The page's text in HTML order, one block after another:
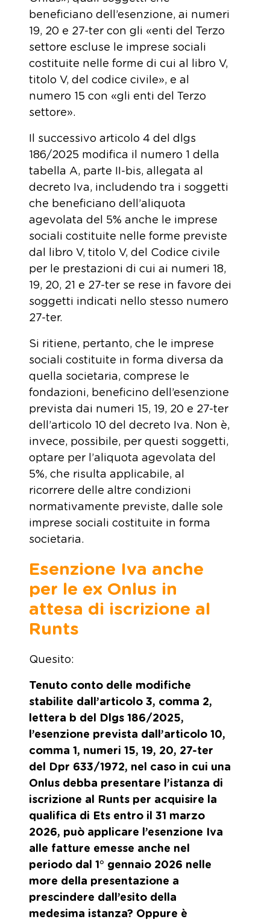
beneficiano dell’esenzione, ai numeri
19, 20 e 27-ter con gli «enti del Terzo
settore escluse le imprese sociali
costituite nelle forme di cui al libro V,
titolo V, del codice civile», e al
numero 15 con «gli enti del Terzo
settore».
Il successivo articolo 4 del dlgs
186/2025 modifica il numero 1 della
tabella A, parte II-bis, allegata al
decreto Iva, includendo tra i soggetti
che beneficiano dell’aliquota
agevolata del 5% anche le imprese
sociali costituite nelle forme previste
dal libro V, titolo V, del Codice civile
per le prestazioni di cui ai numeri 18,
19, 20, 21 e 27-ter se rese in favore dei
soggetti indicati nello stesso numero
27-ter.
Si ritiene, pertanto, che le imprese
sociali costituite in forma diversa da
quella societaria, comprese le
fondazioni, beneficino dell’esenzione
prevista dai numeri 15, 19, 20 e 27-ter
dell’articolo 10 del decreto Iva. Non è,
invece, possibile, per questi soggetti,
optare per l’aliquota agevolata del
5%, che risulta applicabile, al
ricorrere delle altre condizioni
normativamente previste, dalle sole
imprese sociali costituite in forma
societaria.
Esenzione Iva anche
per le ex Onlus in
attesa di iscrizione al
Runts
Quesito:
Tenuto conto delle modifiche
stabilite dall’articolo 3, comma 2,
lettera b del Dlgs 186/2025,
l’esenzione prevista dall’articolo 10,
comma 1, numeri 15, 19, 20, 27-ter
del Dpr 633/1972, nel caso in cui una
Onlus debba presentare l’istanza di
iscrizione al Runts per acquisire la
qualifica di Ets entro il 31 marzo
2026, può applicare l’esenzione Iva
alle fatture emesse anche nel
periodo dal 1° gennaio 2026 nelle
more della presentazione a
prescindere dall’esito della
medesima istanza? Oppure è